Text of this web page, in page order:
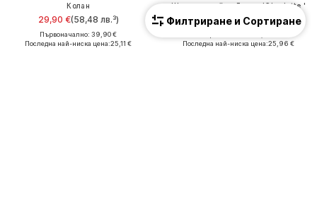
Колан
29,90 €(58,48 лв.³)
Първоначално: 39,90 €
Последна най-ниска цена:25,11 €
Широка кройка Дънки 'Charlotte '
64,90 €(126,93 лв.³)
Последна най-ниска цена:25,96 €
Филтриране и Сортиране